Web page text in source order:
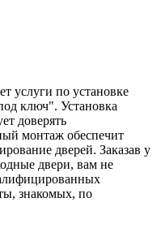
услуги по установке
ключ". Установка
доверять
монтаж обеспечит
дверей. Заказав у
двери, вам не
знакомых, по